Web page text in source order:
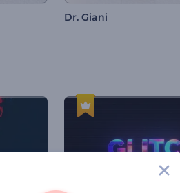
Dr. Giani